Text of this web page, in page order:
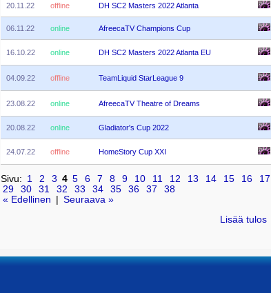
20.11.22 offline DH SC2 Masters 2022 Atlanta
06.11.22 online AfreecaTV Champions Cup
16.10.22 online DH SC2 Masters 2022 Atlanta EU
04.09.22 offline TeamLiquid StarLeague 9
23.08.22 online AfreecaTV Theatre of Dreams
20.08.22 online Gladiator's Cup 2022
24.07.22 offline HomeStory Cup XXI
Sivu: 1 2 3 4 5 6 7 8 9 10 11 12 13 14 15 16 17
29
30 31 32 33 34 35 36 37
38
« Edellinen
Seuraava »
Lisää tulos